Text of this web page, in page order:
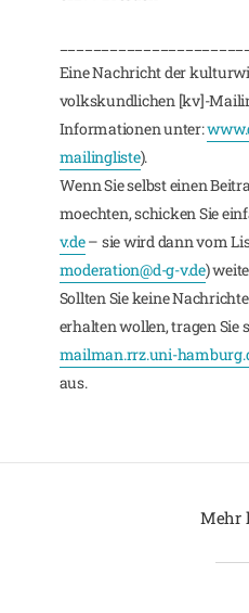
Eine Nachricht der
volkskundlichen [kv]-
Informationen unter:
mailingliste).
Wenn Sie selbst einen
moechten, schicken Sie
v.de– sie wird dann vom
moderation@d-g-v.de)
Sollten Sie keine
erhalten wollen, tragen Sie
mailman.rrz.uni-
aus.
Mehr